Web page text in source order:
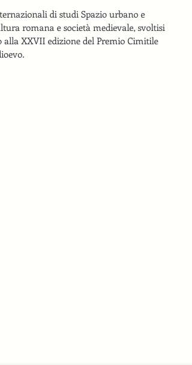
di studi Spazio urbano e
romana e società medievale, svoltisi
XXVII edizione del Premio Cimitile